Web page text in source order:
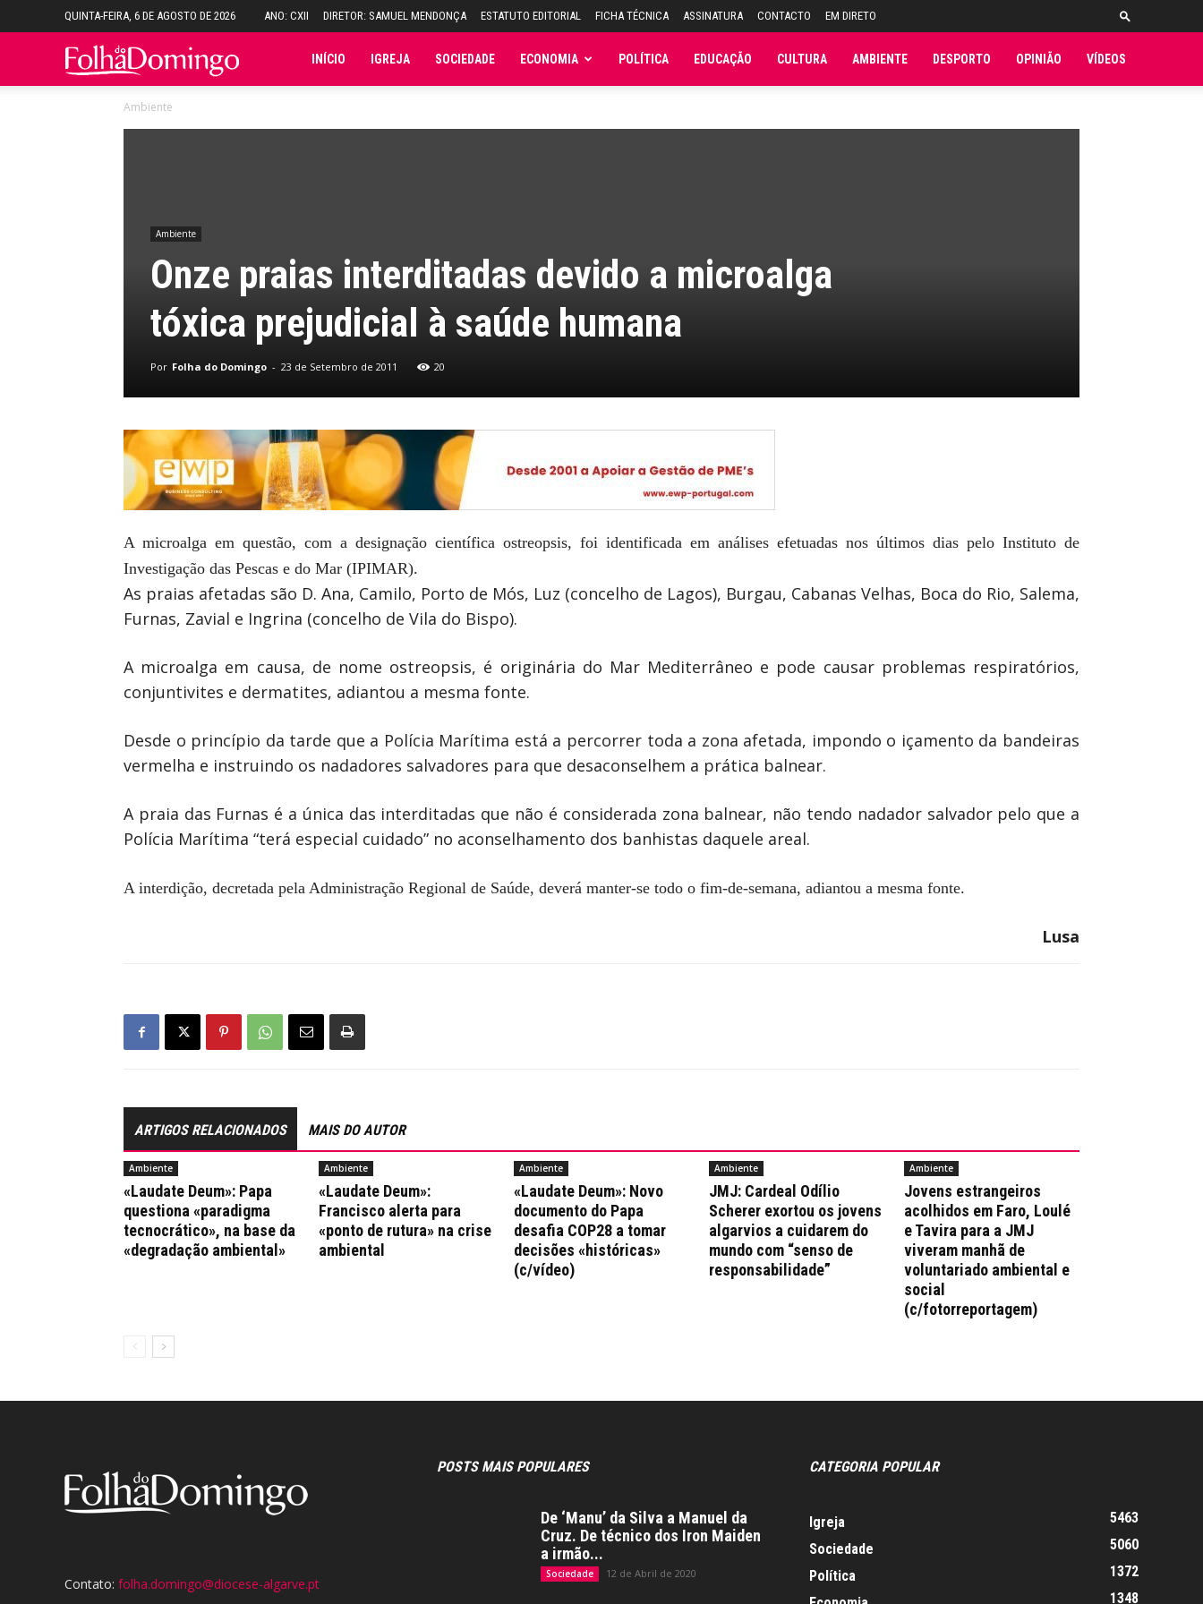
QUINTA-FEIRA, 6 DE AGOSTO DE 2026 ANO: CXII DIRETOR: SAMUEL MENDONÇA ESTATUTO EDITORIAL FICHA TÉCNICA ASSINATURA CONTACTO EM DIRETO
Folha INÍCIO IGREJA SOCIEDADE ECONOMIA POLÍTICA EDUCAÇÃO CULTURA AMBIENTE DESPORTO OPINIÃO VÍDEOS
Ambiente
Ambiente
Onze praias interditadas devido a microalga
tóxica prejudicial à saúde humana
Por Folha do Domingo - 23 de Setembro de 2011 20
A microalga em questão, com a designação científica ostreopsis, foi identificada em análises efetuadas nos últimos dias pelo Instituto de
Investigação das Pescas e do Mar (IPIMAR).
As praias afetadas são D. Ana, Camilo, Porto de Mós, Luz (concelho de Lagos), Burgau, Cabanas Velhas, Boca do Rio, Salema,
Furnas, Zavial e Ingrina (concelho de Vila do Bispo).
A microalga em causa, de nome ostreopsis, é originária do Mar Mediterrâneo e pode causar problemas respiratórios,
conjuntivites e dermatites, adiantou a mesma fonte.
Desde o princípio da tarde que a Polícia Marítima está a percorrer toda a zona afetada, impondo o içamento da bandeiras
vermelha e instruindo os nadadores salvadores para que desaconselhem a prática balnear.
A praia das Furnas é a única das interditadas que não é considerada zona balnear, não tendo nadador salvador pelo que a
Polícia Marítima “terá especial cuidado” no aconselhamento dos banhistas daquele areal.
A interdição, decretada pela Administração Regional de Saúde, deverá manter-se todo o fim-de-semana, adiantou a mesma fonte.
Lusa
ARTIGOS RELACIONADOS MAIS DO AUTOR
Ambiente
«Laudate Deum»: Papa
questiona «paradigma
tecnocrático», na base da
«degradação ambiental»
Ambiente
«Laudate Deum»:
Francisco alerta para
«ponto de rutura» na crise
ambiental
Ambiente
«Laudate Deum»: Novo
documento do Papa
desafia COP28 a tomar
decisões «históricas»
(c/vídeo)
Ambiente
JMJ: Cardeal Odílio
Scherer exortou os jovens
algarvios a cuidarem do
mundo com “senso de
responsabilidade”
Ambiente
Jovens estrangeiros
acolhidos em Faro, Loulé
e Tavira para a JMJ
viveram manhã de
voluntariado ambiental e
social
(c/fotorreportagem)
Contato: folha.domingo@diocese-algarve.pt
POSTS MAIS POPULARES
De ‘Manu’ da Silva a Manuel da
Cruz. De técnico dos Iron Maiden
a irmão...
Sociedade 12 de Abril de 2020
CATEGORIA POPULAR
Igreja
5463
Sociedade
5060
Política
1372
1348